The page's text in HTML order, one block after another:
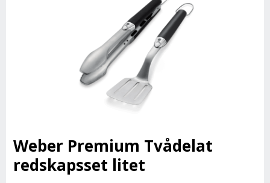
Weber Premium Tvådelat
redskapsset litet